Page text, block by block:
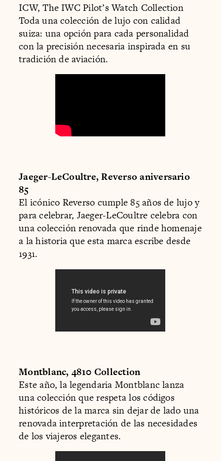
ICW, The IWC Pilot’s Watch Collection
Toda una colección de lujo con calidad
suiza: una opción para cada personalidad
con la precisión necesaria inspirada en su
tradición de aviación.
Jaeger-LeCoultre, Reverso aniversario
85
El icónico Reverso cumple 85 años de lujo y
para celebrar, Jaeger-LeCoultre celebra con
una colección renovada que rinde homenaje
a la historia que esta marca escribe desde
1931.
Montblanc, 4810 Collection
Este año, la legendaria Montblanc lanza
una colección que respeta los códigos
históricos de la marca sin dejar de lado una
renovada interpretación de las necesidades
de los viajeros elegantes.